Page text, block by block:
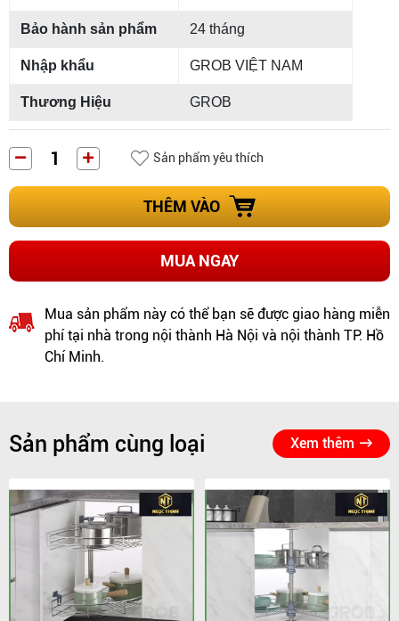
Bảo hành sản phẩm 24 tháng
Nhập khẩu GROB VIỆT NAM
Thương Hiệu GROB
Sản phẩm yêu thích
THÊM VÀO
MUA NGAY
Mua sản phẩm này có thể bạn sẽ được giao hàng miễn
phí tại nhà trong nội thành Hà Nội và nội thành TP. Hồ
Chí Minh.
Sản phẩm cùng loại Xem thêm